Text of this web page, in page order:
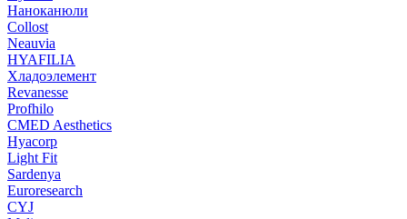
Наноканюли
Collost
Neauvia
HYAFILIA
Хладоэлемент
Revanesse
Profhilo
CMED Aesthetics
Hyacorp
Light Fit
Sardenya
Euroresearch
CYJ